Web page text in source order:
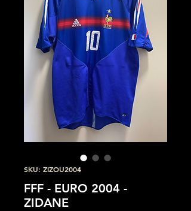
SKU: ZIZOU2004
FFF - EURO 2004 -
ZIDANE